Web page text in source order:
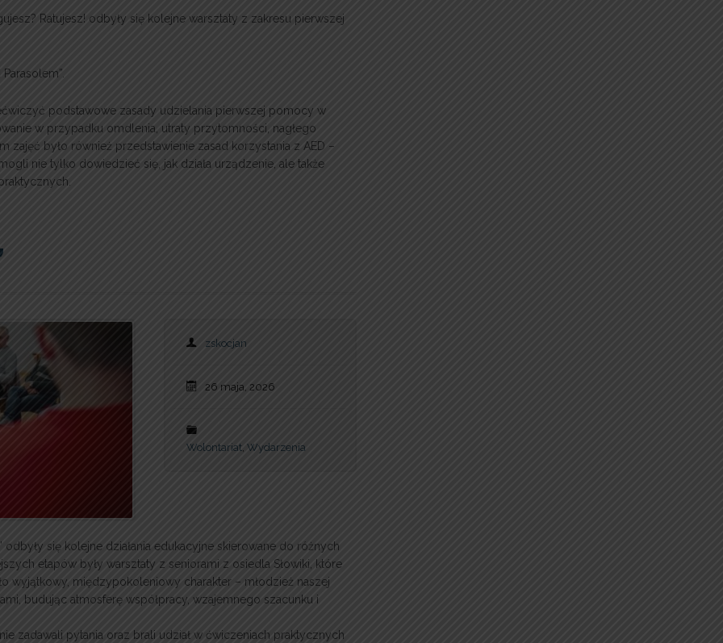
Ratujesz! odbyły się kolejne warsztaty z zakresu pierwszej
podstawowe zasady udzielania pierwszej pomocy w
w przypadku omdlenia, utraty przytomności, nagłego
zajęć było również przedstawienie zasad korzystania z AED –
nie tylko dowiedzieć się, jak działa urządzenie, ale także
zskocjan
26 maja, 2026
Wolontariat, Wydarzenia
się kolejne działania edukacyjne skierowane do różnych
etapów były warsztaty z seniorami z osiedla Słowiki, które
wyjątkowy, międzypokoleniowy charakter – młodzież naszej
budując atmosferę współpracy, wzajemnego szacunku i
zadawali pytania oraz brali udział w ćwiczeniach praktycznych